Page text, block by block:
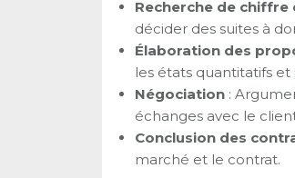
Recherche de chiffre
décider des suites à
Élaboration des
les états quantitatifs
Négociation:
échanges avec le
Conclusion des
marché et le contrat.